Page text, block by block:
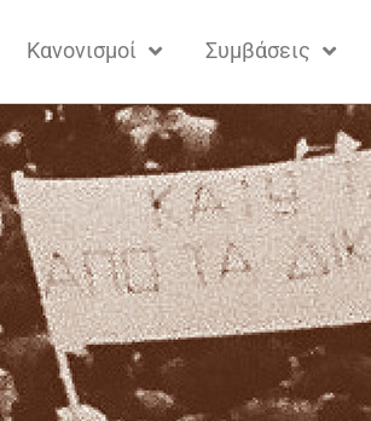
Κανονισμοί Συμβάσεις